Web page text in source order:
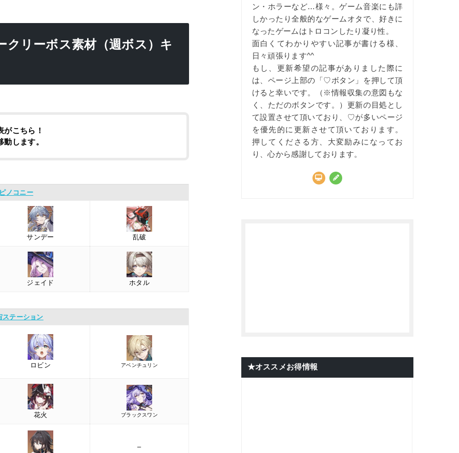
クリーボス素材（週ボス）キ
こちら！
します。
ノコニー
サンデー 乱破
ジェイド ホタル
ステーション
ロビン アベンチュリン
花火 ブラックスワン
–
ン・ホラーなど…様々。ゲーム音楽にも詳
しかったり全般的なゲームオタで、好きに
なったゲームはトロコンしたり凝り性。
面白くてわかりやすい記事が書ける様、
日々頑張ります^^
もし、更新希望の記事がありました際に
は、ページ上部の「♡ボタン」を押して頂
けると幸いです。（※情報収集の意図もな
く、ただのボタンです。）更新の目処とし
て設置させて頂いており、♡が多いページ
を優先的に更新させて頂いております。
押してくださる方、大変励みになってお
り、心から感謝しております。
★オススメお得情報